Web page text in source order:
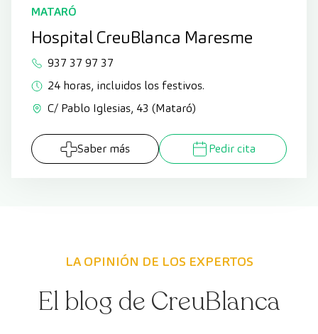
MATARÓ
Hospital CreuBlanca Maresme
937 37 97 37
24 horas, incluidos los festivos.
C/ Pablo Iglesias, 43 (Mataró)
Saber más Pedir cita
LA OPINIÓN DE LOS EXPERTOS
El blog de CreuBlanca